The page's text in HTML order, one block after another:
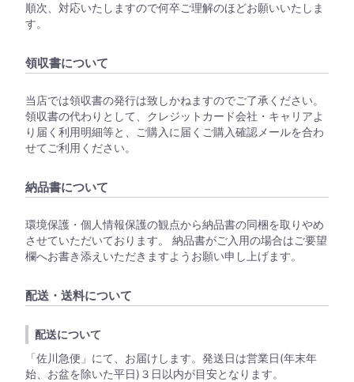
順次、対応いたしますので何卒ご理解のほどお願いいたしま
す。
領収書について
当店では領収書の発行は致しかねますのでご了承ください。
領収書の代わりとして、クレジットカード会社・キャリアよ
り届く利用明細等と、ご購入に届くご購入確認メールを合わ
せてご利用ください。
納品書について
環境保護・個人情報保護の観点から納品書の同梱を取りやめ
させていただいております。 納品書がご入用の場合はご要望
欄へお書き添えいただきますようお願い申し上げます。
配送・送料について
配送について
「佐川急便」にて、お届けします。発送日は営業日(年末年
始、お盆を除いた平日)３日以内が目安となります。